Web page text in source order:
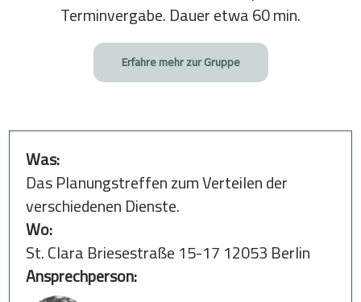
Terminvergabe. Dauer etwa 60 min.
Erfahre mehr zur Gruppe
Was:
Das Planungstreffen zum Verteilen der
verschiedenen Dienste.
Wo:
St. Clara Briesestraße 15-17 12053 Berlin
Ansprechperson: